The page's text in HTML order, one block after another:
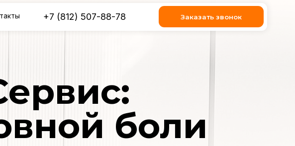
Заказать звонок
(812) 507-88-78
боли